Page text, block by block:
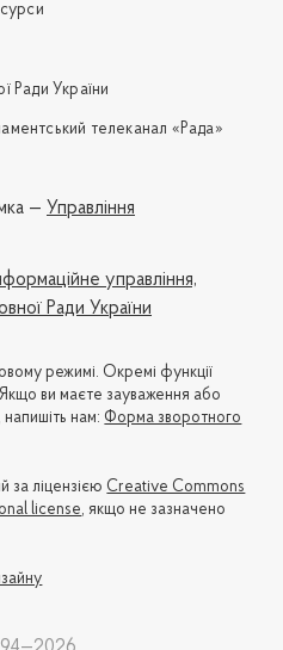
Ради України
телеканал «Рада»
— Управління
управління,
Ради України
режимі. Окремі функції
ви маєте зауваження або
напишіть нам: Форма зворотного
за ліцензією Creative Commons
license, якщо не зазначено